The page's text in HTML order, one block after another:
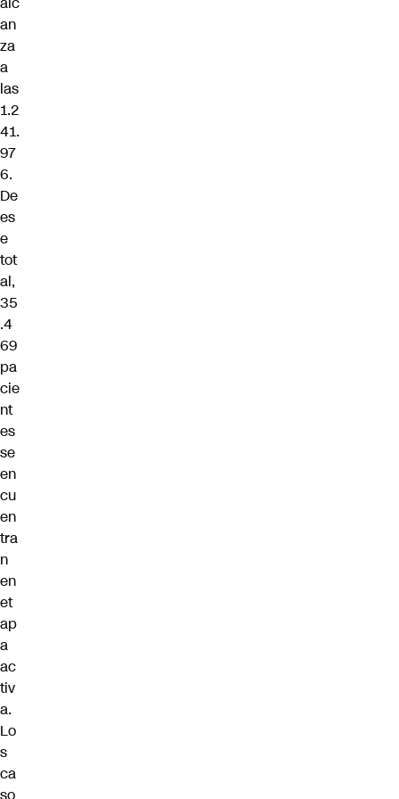
an
za
a
las
1.2
41.
97
6.
De
es
e
tot
al,
35
.4
69
pa
cie
nt
es
se
en
cu
en
tra
n
en
et
ap
a
ac
tiv
a.
Lo
s
ca
so